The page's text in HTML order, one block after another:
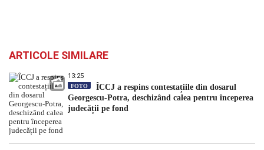
ARTICOLE SIMILARE
13:25
FOTO
ÎCCJ a respins contestațiile din dosarul
Georgescu-Potra, deschizând calea pentru începerea
judecății pe fond